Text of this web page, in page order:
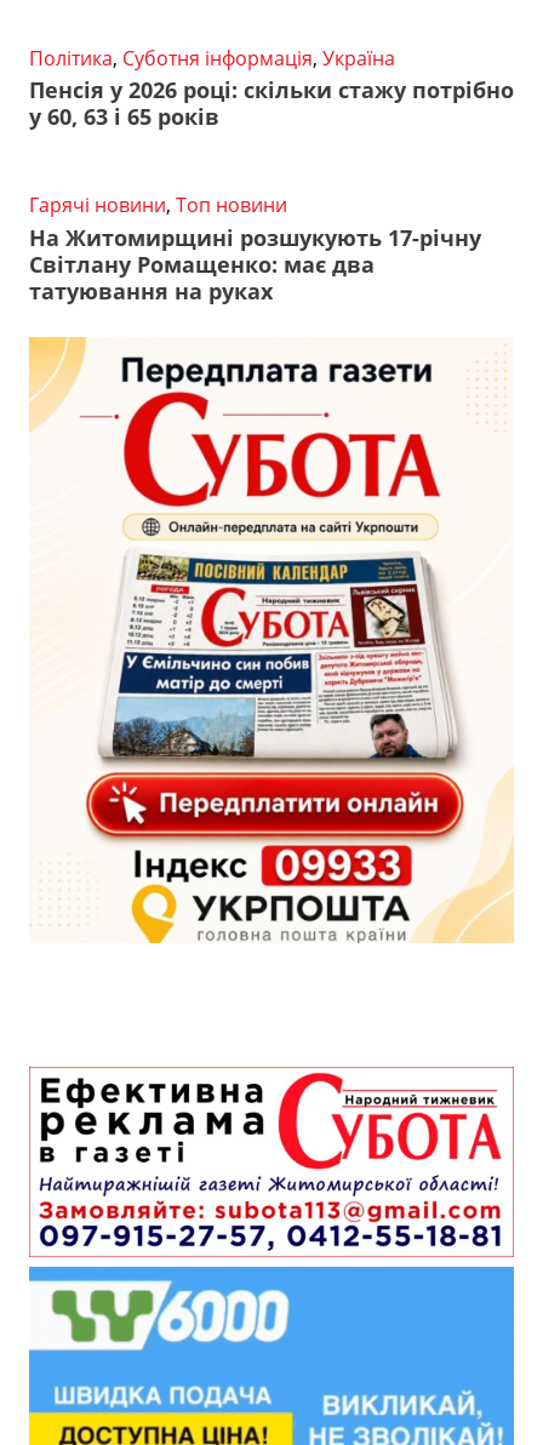
Політика, Суботня інформація, Україна
Пенсія у 2026 році: скільки стажу потрібно
у 60, 63 і 65 років
Гарячі новини, Топ новини
На Житомирщині розшукують 17-річну
Світлану Ромащенко: має два
татуювання на руках